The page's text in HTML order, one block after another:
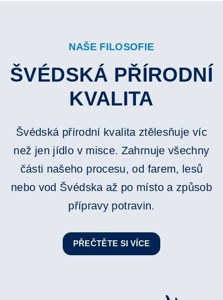
NAŠE FILOSOFIE
ŠVÉDSKÁ PŘÍRODNÍ
KVALITA
Švédská přírodní kvalita ztělesňuje víc
než jen jídlo v misce. Zahrnuje všechny
části našeho procesu, od farem, lesů
nebo vod Švédska až po místo a způsob
přípravy potravin.
PŘEČTĚTE SI VÍCE